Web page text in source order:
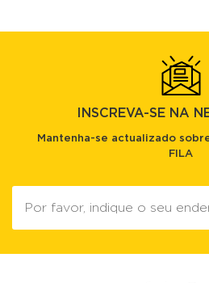
INSCREVA-SE NA
Mantenha-se actualizado
FILA